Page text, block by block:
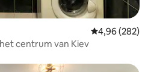
Gemiddelde
4,96 (282)
centrum van Kiev